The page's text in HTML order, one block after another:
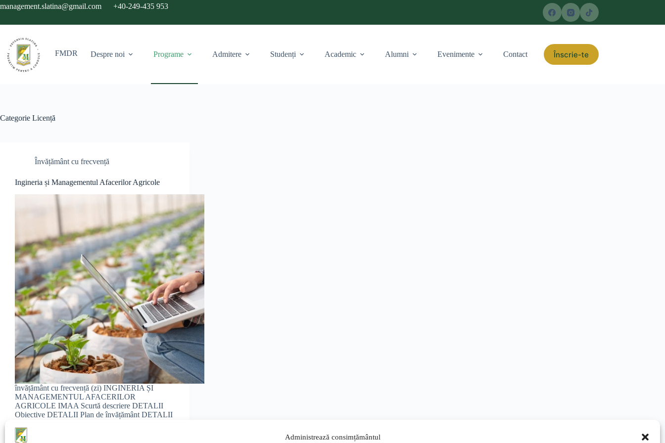
Administrează consimțământul
Sari
management.slatina@gmail.com +40-249-435 953
FMDR Despre noi Programe Admitere Studenți Academic Alumni Evenimente Contact Înscrie-te
Categorie Licență
Învățământ cu frecvență
Ingineria și Managementul Afacerilor Agricole
învățământ cu frecvență (zi) INGINERIA ȘI
MANAGEMENTUL AFACERILOR
AGRICOLE IMAA Scurtă descriere DETALII
Obiective DETALII Plan de învățământ DETALII
DETALII 4 ANI Perioada de desfășurare a
cursurilor este de 4 ani. 240 CREDITE ECTS